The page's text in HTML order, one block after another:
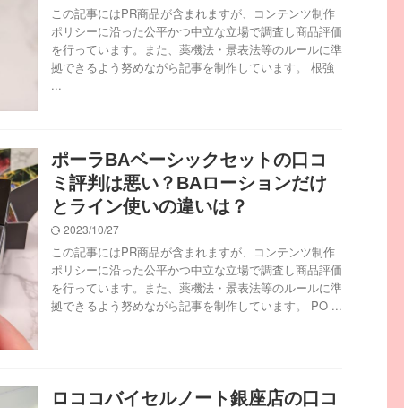
この記事にはPR商品が含まれますが、コンテンツ制作
ポリシーに沿った公平かつ中立な立場で調査し商品評価
を行っています。また、薬機法・景表法等のルールに準
拠できるよう努めながら記事を制作しています。 根強
...
ポーラBAベーシックセットの口コ
ミ評判は悪い？BAローションだけ
とライン使いの違いは？
2023/10/27
この記事にはPR商品が含まれますが、コンテンツ制作
ポリシーに沿った公平かつ中立な立場で調査し商品評価
を行っています。また、薬機法・景表法等のルールに準
拠できるよう努めながら記事を制作しています。 PO ...
ロココバイセルノート銀座店の口コ